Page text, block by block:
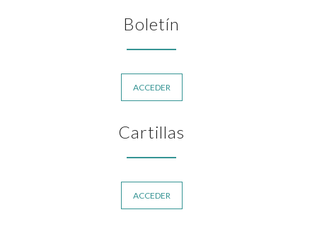
Boletín
ACCEDER
Cartillas
ACCEDER